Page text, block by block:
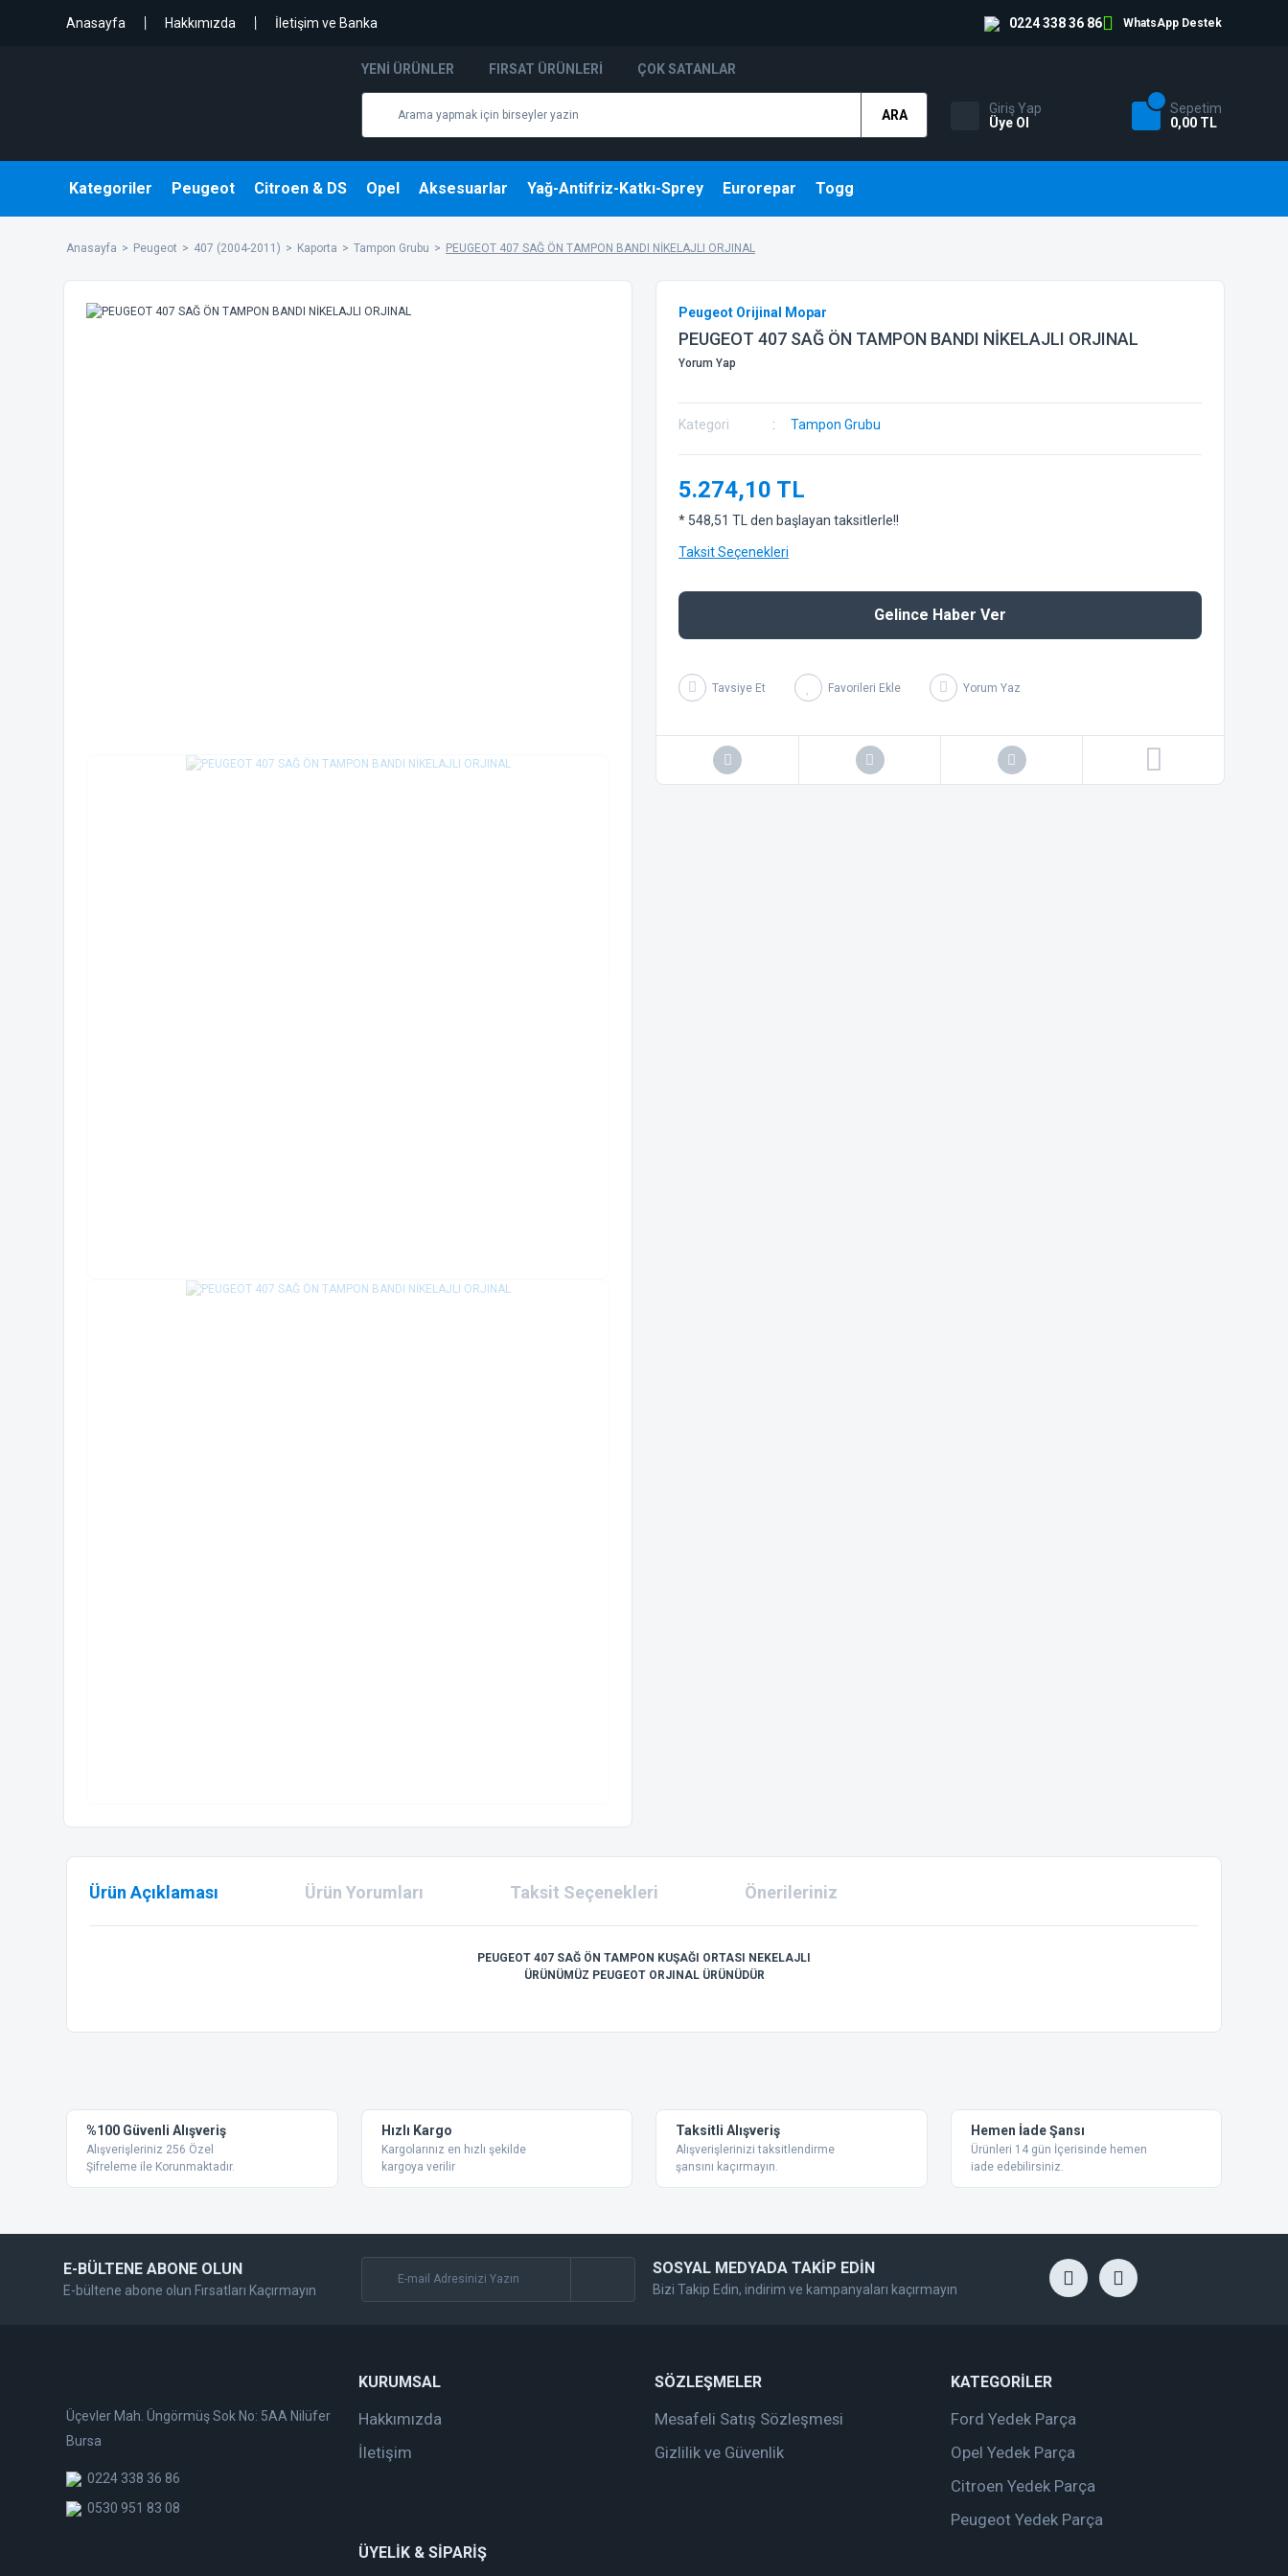
Anasayfa Hakkımızda İletişim ve Banka 0224 338 36 86 WhatsApp Destek
YENI ÜRÜNLER FIRSAT ÜRÜNLERI ÇOK SATANLAR
ARA
Giriş Yap
Üye Ol
Sepetim
0,00 TL
Kategoriler Peugeot Citroen & DS Opel Aksesuarlar Yağ-Antifriz-Katkı-Sprey Eurorepar Togg
Anasayfa Peugeot 407 (2004-2011) Kaporta Tampon Grubu PEUGEOT 407 SAĞ ÖN TAMPON BANDI NİKELAJLI ORJINAL
Peugeot Orijinal Mopar
PEUGEOT 407 SAĞ ÖN TAMPON BANDI NİKELAJLI ORJINAL
Yorum Yap
Kategori Tampon Grubu
5.274,10 TL
* 548,51 TL den başlayan taksitlerle!!
Taksit Seçenekleri
Gelince Haber Ver
Tavsiye Et Yorum Yaz
Ürün Açıklaması Ürün Yorumları Taksit Seçenekleri Önerileriniz
PEUGEOT 407 SAĞ ÖN TAMPON KUŞAĞI ORTASI NEKELAJLI
ÜRÜNÜMÜZ PEUGEOT ORJINAL ÜRÜNÜDÜR
Ürün resmi kalitesiz, bozuk veya görüntülenemiyor.
Ürün açıklamasında eksik bilgiler bulunuyor.
Ürün bilgilerinde hatalar bulunuyor.
Ürün fiyatı diğer sitelerden daha pahalı.
%100 Güvenli Alışveriş
Alışverişleriniz 256 Özel
Şifreleme ile Korunmaktadır.
Hızlı Kargo
Kargolarınız en hızlı şekilde
kargoya verilir
Taksitli Alışveriş
Alışverişlerinizi taksitlendirme
şansını kaçırmayın.
Hemen İade Şansı
Ürünleri 14 gün İçerisinde hemen
iade edebilirsiniz.
E-BÜLTENE ABONE OLUN
E-bültene abone olun Fırsatları Kaçırmayın
SOSYAL MEDYADA TAKİP EDİN
Bizi Takip Edin, indirim ve kampanyaları kaçırmayın
Üçevler Mah. Üngörmüş Sok No: 5AA Nilüfer
Bursa
0224 338 36 86
0530 951 83 08
KURUMSAL
Hakkımızda
İletişim
SÖZLEŞMELER
Mesafeli Satış Sözleşmesi
Gizlilik ve Güvenlik
KATEGORİLER
Ford Yedek Parça
Opel Yedek Parça
Citroen Yedek Parça
Peugeot Yedek Parça
ÜYELİK & SİPARİŞ